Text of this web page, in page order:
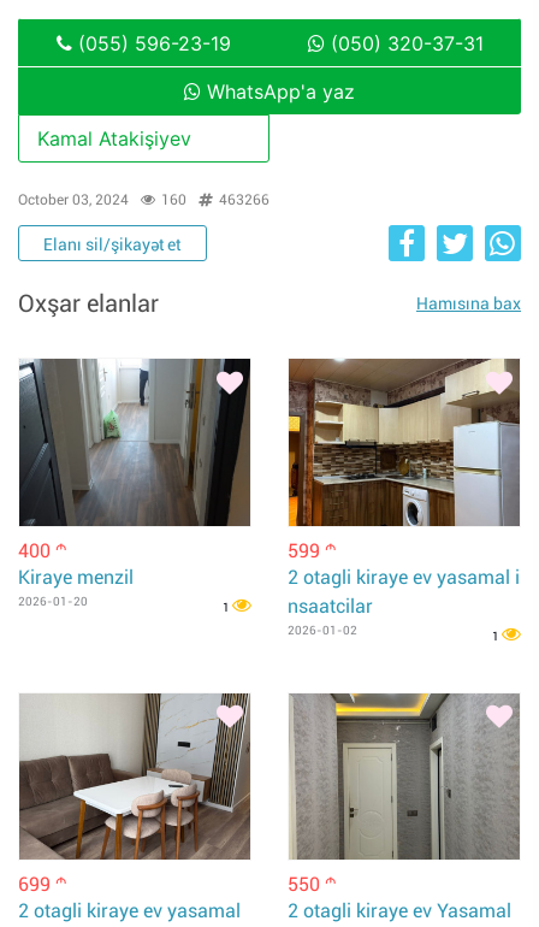
(055) 596-23-19
(050) 320-37-31
WhatsApp'a yaz
Kamal Atakişiyev
October 03, 2024 160 463266
Elanı sil/şikayət et
Oxşar elanlar Hamısına bax
400 m
Kiraye menzil
2026-01-20 1
599 m
2 otagli kiraye ev yasamal i
nsaatcilar
2026-01-02 1
699 m
2 otagli kiraye ev yasamal
550 m
2 otagli kiraye ev Yasamal